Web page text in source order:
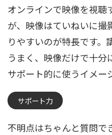
オンラインで映像を視聴
が、映像はていねいに撮
りやすいのが特長です。
うまく、映像だけで十分
サポート的に使うイメー
サポート力
不明点はちゃんと質問で